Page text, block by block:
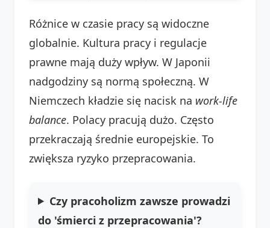
Różnice w czasie pracy są widoczne
globalnie. Kultura pracy i regulacje
prawne mają duży wpływ. W Japonii
nadgodziny są normą społeczną. W
Niemczech kładzie się nacisk na work-life
balance. Polacy pracują dużo. Często
przekraczają średnie europejskie. To
zwiększa ryzyko przepracowania.
Czy pracoholizm zawsze prowadzi
do 'śmierci z przepracowania'?